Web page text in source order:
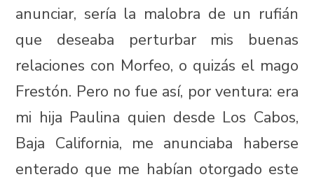
anunciar, sería la malobra de un rufián
que deseaba perturbar mis buenas
relaciones con Morfeo, o quizás el mago
Frestón. Pero no fue así, por ventura: era
mi hija Paulina quien desde Los Cabos,
Baja California, me anunciaba haberse
enterado que me habían otorgado este